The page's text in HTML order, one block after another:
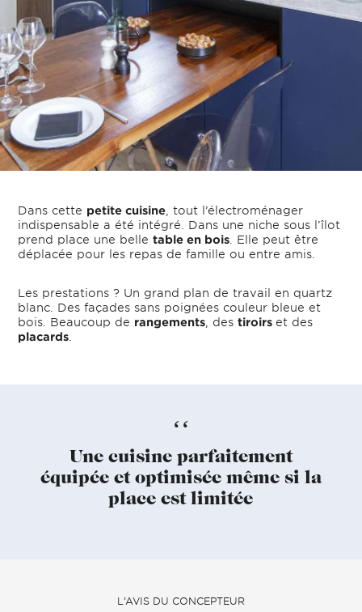
Dans cette petite cuisine , tout l’électroménager
indispensable a été intégré. Dans une niche sous l’îlot
prend place une belletable en bois . Elle peut être
déplacée pour les repas de famille ou entre amis.
Les prestations ? Un grand plan de travail en quartz
blanc. Des façades sans poignées couleur bleue et
bois. Beaucoup de rangements , destiroirs et des
placards
Une cuisine parfaitement
équipée et optimisée même si la
place est limitée
L’AVIS DU CONCEPTEUR